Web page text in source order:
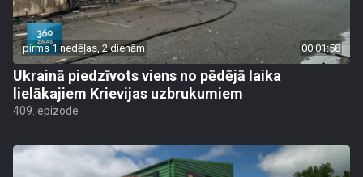
pirms 1 nedēļas, 2 dienām 00:01:58
Ukrainā piedzīvots viens no pēdējā laika
lielākajiem Krievijas uzbrukumiem
409. epizode